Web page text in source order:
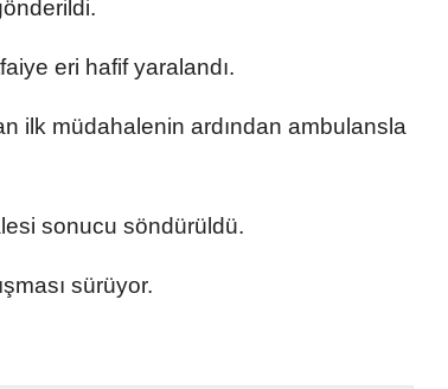
eri hafif yaralandı.
ilk müdahalenin ardından ambulansla
sonucu söndürüldü.
sürüyor.